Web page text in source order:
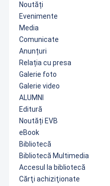
Noutăți
Evenimente
Media
Comunicate
Anunțuri
Relația cu presa
Galerie foto
Galerie video
ALUMNI
Editură
Noutăți EVB
eBook
Bibliotecă
Bibliotecă Multimedia
Accesul la bibliotecă
Cărţi achiziţionate